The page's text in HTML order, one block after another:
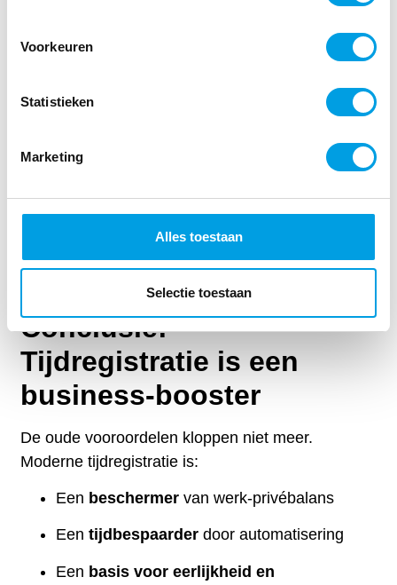
Voorkeuren
Statistieken
Marketing
Alles toestaan
Selectie toestaan
De kracht van moderne systemen zit juist in
tonen realtime loonkosten, bezetting,
tijdsdata een
: je kunt
monitoren.
Met data in de hand neem je beslissingen die
direct bijdragen aan productiviteit én tevreden
Conclusie:
Tijdregistratie is een
business-booster
De oude vooroordelen kloppen niet meer.
Moderne tijdregistratie is:
Een beschermer van werk-privébalans
Eentijdbespaarder door automatisering
Een basis voor eerlijkheid en